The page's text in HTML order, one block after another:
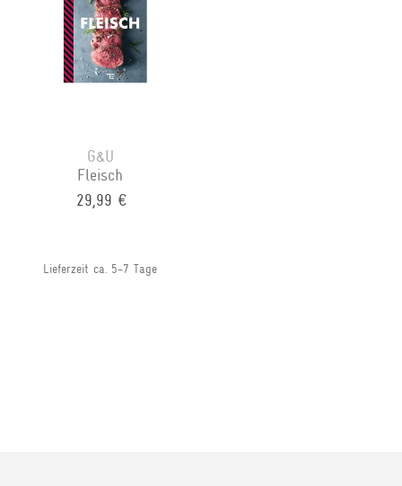
G&U
Fleisch
29,99 €
Lieferzeit ca. 5-7 Tage